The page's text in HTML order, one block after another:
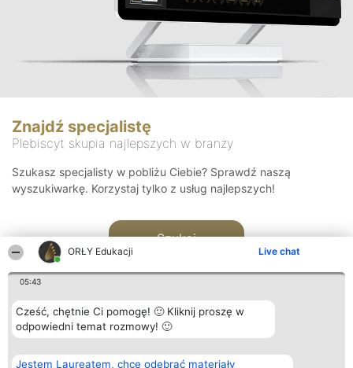
ORŁY Edukacji Live chat
05:43
Cześć, chętnie Ci pomogę! 🙂 Kliknij proszę w
odpowiedni temat rozmowy! 🙂
Jestem Laureatem, chcę odebrać materiały
Znajdź specjalistę
Plebiscyt skupia najlepszych w branży
Szukasz specjalisty w pobliżu Ciebie? Sprawdź naszą
wyszukiwarkę. Korzystaj tylko z usług najlepszych!
Szukaj
Organizator plebiscytu
Bright Side Solutions sp. z o.
Plebiscyt
Laureaci
Kontakt
Kontakt